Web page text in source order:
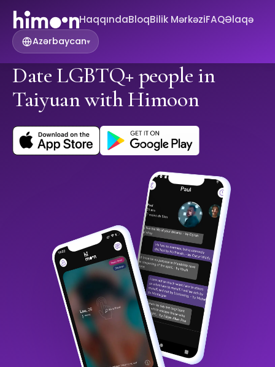
HaqqındaBloqBilik MərkəziFAQƏlaqə
Azərbaycan▾
Date LGBTQ+ people in
Taiyuan with Himoon